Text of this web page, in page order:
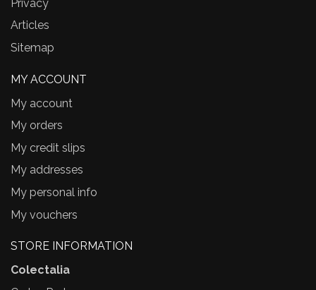
Privacy
Articles
Sitemap
MY ACCOUNT
My account
My orders
My credit slips
My addresses
My personal info
My vouchers
STORE INFORMATION
Colectalia